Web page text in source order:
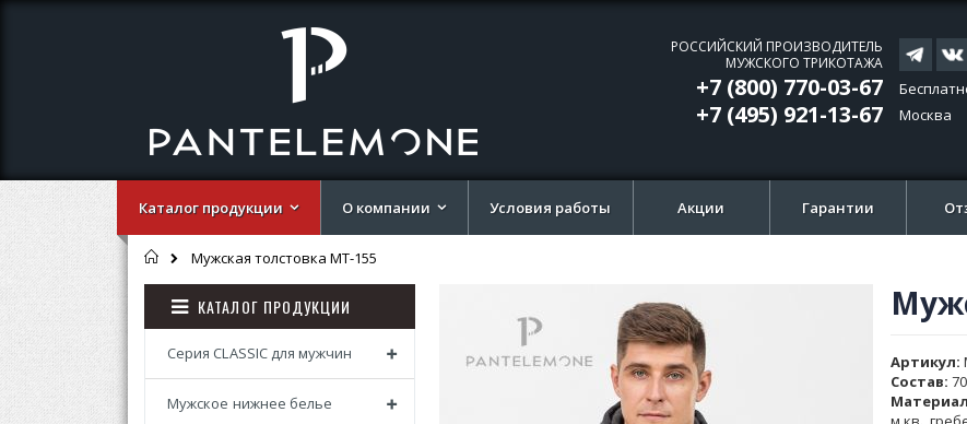
РОССИЙСКИЙ ПРОИЗВОДИТЕЛЬ
МУЖСКОГО ТРИКОТАЖА
+7 (800) 770-03-67
+7 (495) 921-13-67
Москва
Каталог продукции О компании Условия работы Акции Гарантии
Главная
Мужская толстовка MT-155
галереи
изображений
галереи
изображений
Артикул
Состав:
КАТАЛОГ ПРОДУКЦИИ
Серия CLASSIC для мужчин
Мужское нижнее белье